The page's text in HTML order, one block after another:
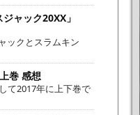
ャック20XX」
ックとスラムキン
巻 感想
て2017年に上下巻で